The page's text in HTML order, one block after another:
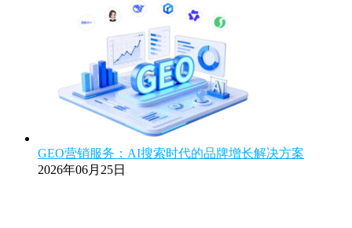
GEO营销服务：AI搜索时代的品牌增长解决方案
2026年06月25日